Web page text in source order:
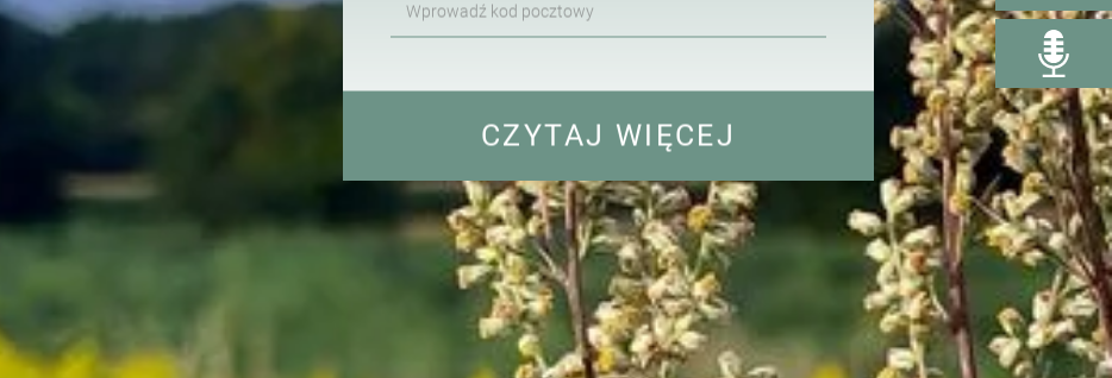
Wprowadź kod pocztowy
CZYTAJ WIĘCEJ